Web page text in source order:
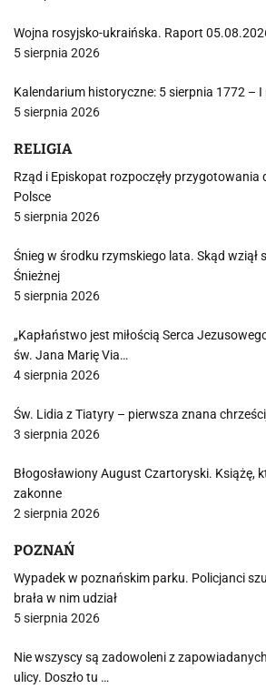
Wojna rosyjsko-ukraińska. Raport
5 sierpnia 2026
Kalendarium historyczne: 5 sierpnia 1772 –
5 sierpnia 2026
RELIGIA
Rząd i Episkopat rozpoczęły przygotowania
Polsce
5 sierpnia 2026
Śnieg w środku rzymskiego lata. Skąd wziął
Śnieżnej
5 sierpnia 2026
„Kapłaństwo jest miłością Serca
św. Jana Marię Via…
4 sierpnia 2026
Św. Lidia z Tiatyry – pierwsza znana
3 sierpnia 2026
Błogosławiony August Czartoryski. Książę,
zakonne
2 sierpnia 2026
POZNAŃ
Wypadek w poznańskim parku. Policjanci
brała w nim udział
5 sierpnia 2026
Nie wszyscy są zadowoleni z
ulicy. Doszło tu …